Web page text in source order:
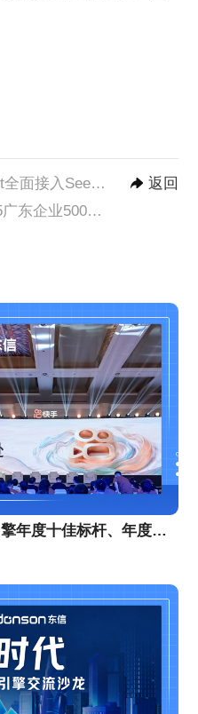
官宣｜inSai Hilight全面接入Seedance 2.0
东信时代入选2025广东企业500强，广东创新企业100强
返回
东信时代 | 2026快手磁力引擎年度十佳标杆、年度优秀合作伙伴！